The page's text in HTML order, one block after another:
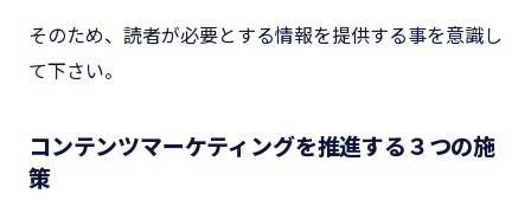
そのため、読者が必要とする情報を提供する事を意識し
て下さい。
コンテンツマーケティングを推進する３つの施
策